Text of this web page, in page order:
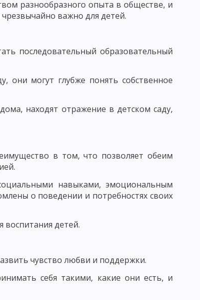
ГИПОТЕЗ В ПЕДАГОГИКЕ
И ИХ ПРЕДВАРИТЕЛЬНЫЙ ОТБОР
ПЕДАГОГА
разнообразного опыта в обществе, и
важно для детей.
последовательный образовательный
они могут глубже понять собственное
находят отражение в детском саду,
в том, что позволяет обеим
навыками, эмоциональным
о поведении и потребностях своих
детей.
чувство любви и поддержки.
себя такими, какие они есть, и